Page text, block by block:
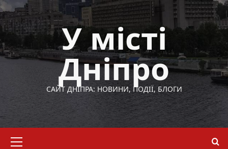
Перейти
до
вмісту
У місті
Дніпро
САЙТ ДНІПРА: НОВИНИ, ПОДІЇ, БЛОГИ
меню